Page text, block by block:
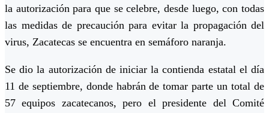
la autorización para que se celebre, desde luego, con todas
las medidas de precaución para evitar la propagación del
virus, Zacatecas se encuentra en semáforo naranja.
Se dio la autorización de iniciar la contienda estatal el día
11 de septiembre, donde habrán de tomar parte un total de
57 equipos zacatecanos, pero el presidente del Comité